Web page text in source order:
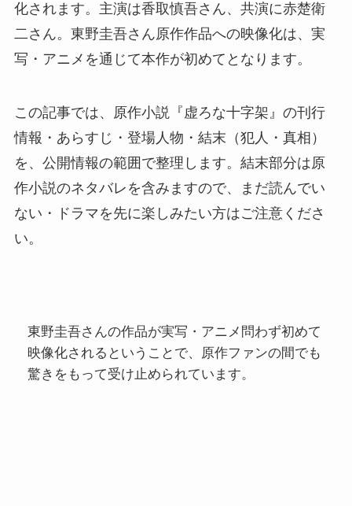
化されます。主演は香取慎吾さん、共演に赤楚衛
二さん。東野圭吾さん原作作品への映像化は、実
写・アニメを通じて本作が初めてとなります。
この記事では、原作小説『虚ろな十字架』の刊行
情報・あらすじ・登場人物・結末（犯人・真相）
を、公開情報の範囲で整理します。結末部分は原
作小説のネタバレを含みますので、まだ読んでい
ない・ドラマを先に楽しみたい方はご注意くださ
い。
東野圭吾さんの作品が実写・アニメ問わず初めて
映像化されるということで、原作ファンの間でも
驚きをもって受け止められています。